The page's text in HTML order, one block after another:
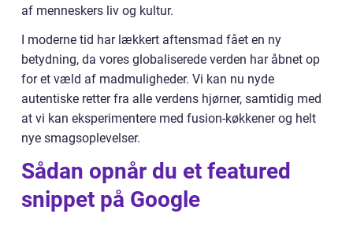
af menneskers liv og kultur.
I moderne tid har lækkert aftensmad fået en ny
betydning, da vores globaliserede verden har åbnet op
for et væld af madmuligheder. Vi kan nu nyde
autentiske retter fra alle verdens hjørner, samtidig med
at vi kan eksperimentere med fusion-køkkener og helt
nye smagsoplevelser.
Sådan opnår du et featured
snippet på Google